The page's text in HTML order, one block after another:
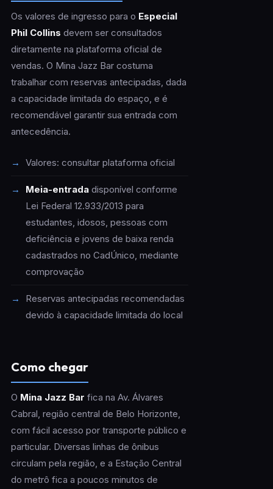
Os valores de ingresso para o Especial
Phil Collins devem ser consultados
diretamente na plataforma oficial de
vendas. O Mina Jazz Bar costuma
trabalhar com reservas antecipadas, dada
a capacidade limitada do espaço, e é
recomendável garantir sua entrada com
antecedência.
Valores: consultar plataforma oficial
Meia-entradadisponível conforme
Lei Federal 12.933/2013 para
estudantes, idosos, pessoas com
deficiência e jovens de baixa renda
cadastrados no CadÚnico, mediante
comprovação
Reservas antecipadas recomendadas
devido à capacidade limitada do local
Como chegar
O Mina Jazz Bar fica na Av. Álvares
Cabral, região central de Belo Horizonte,
com fácil acesso por transporte público e
particular. Diversas linhas de ônibus
circulam pela região, e a Estação Central
do metrô fica a poucos minutos de